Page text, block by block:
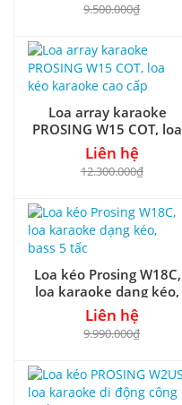
9.500.000₫
Loa array karaoke
PROSING W15 COT, loa
kéo karaoke cao cấp
Liên hệ
12.300.000₫
Loa kéo Prosing W18C,
loa karaoke dạng kéo,
bass 5 tấc
Liên hệ
9.990.000₫